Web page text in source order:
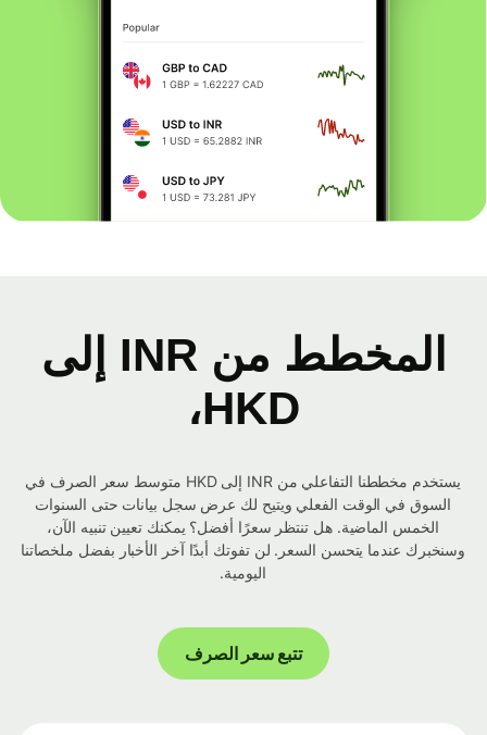
المخطط من INR إلى
HKD،
يستخدم مخططنا التفاعلي من INR إلى HKD متوسط ​​سعر الصرف في
السوق في الوقت الفعلي ويتيح لك عرض سجل بيانات حتى السنوات
الخمس الماضية. هل تنتظر سعرًا أفضل؟ يمكنك تعيين تنبيه الآن،
وسنخبرك عندما يتحسن السعر. لن تفوتك أبدًا آخر الأخبار بفضل ملخصاتنا
اليومية.
تتبع سعر الصرف